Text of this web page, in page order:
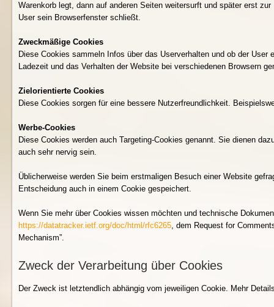
Warenkorb legt, dann auf anderen Seiten weitersurft und später erst
User sein Browserfenster schließt.
Zweckmäßige Cookies
Diese Cookies sammeln Infos über das Userverhalten und ob der
Ladezeit und das Verhalten der Website bei verschiedenen Browsern
Zielorientierte Cookies
Diese Cookies sorgen für eine bessere Nutzerfreundlichkeit.
Werbe-Cookies
Diese Cookies werden auch Targeting-Cookies genannt. Sie dienen
auch sehr nervig sein.
Üblicherweise werden Sie beim erstmaligen Besuch einer Website
Entscheidung auch in einem Cookie gespeichert.
Wenn Sie mehr über Cookies wissen möchten und technische
https://datatracker.ietf.org/doc/html/rfc6265, dem Request for
Mechanism”.
Zweck der Verarbeitung über Cookies
Der Zweck ist letztendlich abhängig vom jeweiligen Cookie. Mehr